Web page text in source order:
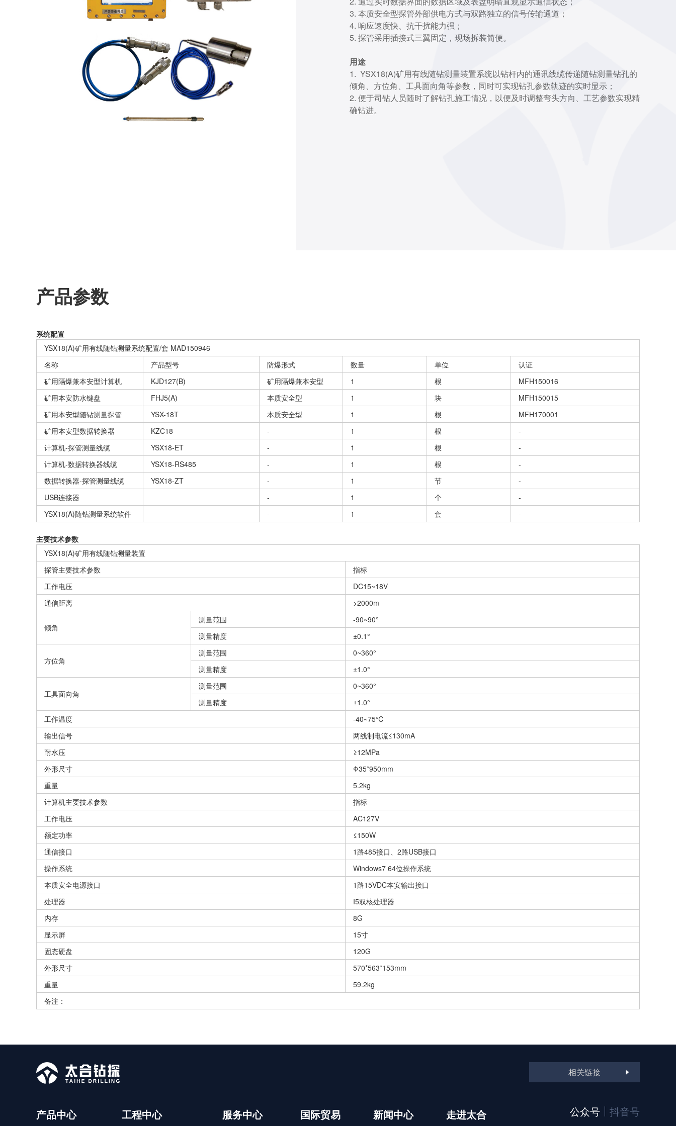
3. 本质安全型探管外部供电方式与双路独立的信号传输通道；
4. 响应速度快、抗干扰能力强；
5. 探管采用插接式三翼固定，现场拆装简便。
用途
1. YSX18(A)矿用有线随钻测量装置系统以钻杆内的通讯线缆传递随钻测量钻孔的
倾角、方位角、工具面向角等参数，同时可实现钻孔参数轨迹的实时显示；
2. 便于司钻人员随时了解钻孔施工情况，以便及时调整弯头方向、工艺参数实现精
确钻进。
产品参数
系统配置
YSX18(A)矿用有线随钻测量系统配置/套 MAD150946
名称
产品型号 防爆形式 数量 单位
认证
矿用隔爆兼本安型计算机
KJD127(B) 矿用隔爆兼本安型 1 根
MFH150016
矿用本安防水键盘
FHJ5(A) 本质安全型 1 块
MFH150015
矿用本安型随钻测量探管
YSX-18T 本质安全型 1 根
MFH170001
矿用本安型数据转换器
KZC18 - 1 根
-
计算机-探管测量线缆
YSX18-ET - 1 根
-
计算机-数据转换器线缆
YSX18-RS485 - 1 根
-
数据转换器-探管测量线缆
YSX18-ZT - 1 节
-
USB连接器
- 1 个
-
YSX18(A)随钻测量系统软件
- 1 套 -
主要技术参数
YSX18(A)矿用有线随钻测量装置
探管主要技术参数
指标
工作电压
DC15~18V
通信距离
>2000m
倾角
测量范围
-90~90°
测量精度
±0.1°
方位角
测量范围
0~360°
测量精度
±1.0°
工具面向角
测量范围
0~360°
测量精度
±1.0°
工作温度
-40~75℃
输出信号
两线制电流≤130mA
耐水压
≥12MPa
外形尺寸
Φ35*950mm
重量
5.2kg
计算机主要技术参数
指标
工作电压
AC127V
额定功率
≤150W
通信接口
1路485接口、2路USB接口
操作系统
Windows7 64位操作系统
本质安全电源接口
1路15VDC本安输出接口
处理器
I5双核处理器
内存
8G
显示屏
15寸
固态硬盘
120G
外形尺寸
570*563*153mm
重量
59.2kg
备注：
相关链接
产品中心 工程中心 服务中心 国际贸易 新闻中心 走进太合 公众号 抖音号